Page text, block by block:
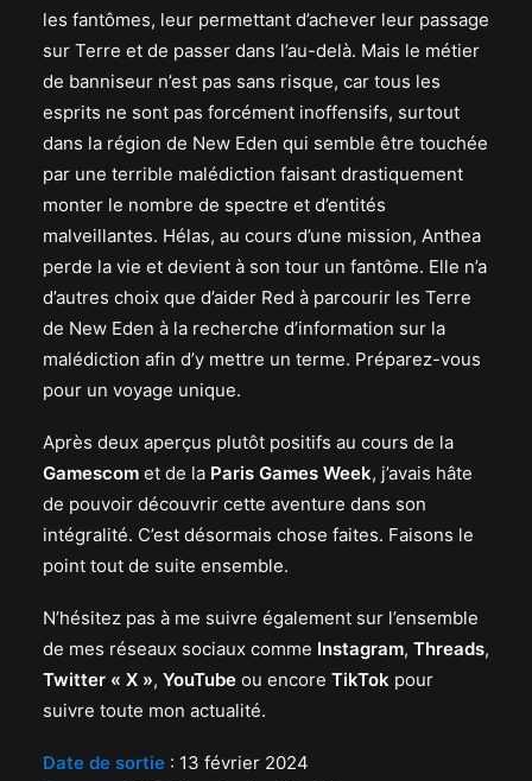
les fantômes, leur permettant d’achever leur passage
sur Terre et de passer dans l’au-delà. Mais le métier
de banniseur n’est pas sans risque, car tous les
esprits ne sont pas forcément inoffensifs, surtout
dans la région de New Eden qui semble être touchée
par une terrible malédiction faisant drastiquement
monter le nombre de spectre et d’entités
malveillantes. Hélas, au cours d’une mission, Anthea
perde la vie et devient à son tour un fantôme. Elle n’a
d’autres choix que d’aider Red à parcourir les Terre
de New Eden à la recherche d’information sur la
malédiction afin d’y mettre un terme. Préparez-vous
pour un voyage unique.
Après deux aperçus plutôt positifs au cours de la
Gamescom et de la Paris Games Week, j’avais hâte
de pouvoir découvrir cette aventure dans son
intégralité. C’est désormais chose faites. Faisons le
point tout de suite ensemble.
N’hésitez pas à me suivre également sur l’ensemble
de mes réseaux sociaux comme Instagram, Threads,
Twitter « X », YouTube ou encore TikTok pour
suivre toute mon actualité.
Date de sortie : 13 février 2024